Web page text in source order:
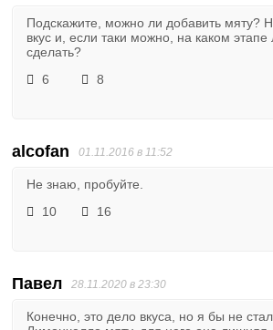
Подскажите, можно ли добавить мяту?
вкус и, если таки можно, на каком этапе
сделать?
6
8
alcofan 01.11.2016 в 11:52
Не знаю, пробуйте.
10
16
Павел 28.11.2020 в 23:30
Конечно, это дело вкуса, но я бы не